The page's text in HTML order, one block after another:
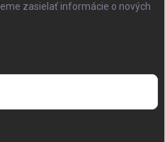
zasielať informácie o nových